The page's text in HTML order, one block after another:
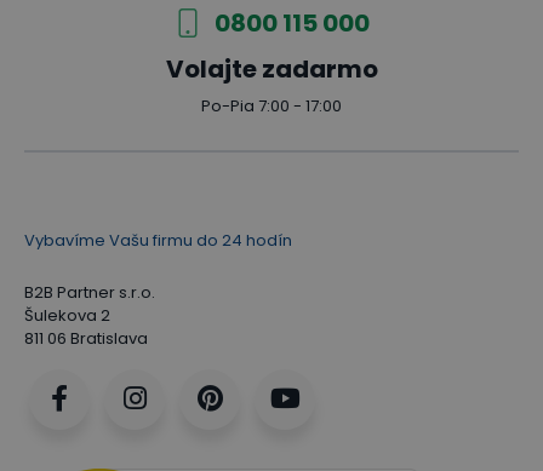
0800 115 000
Volajte zadarmo
Po-Pia 7:00 - 17:00
Vybavíme Vašu firmu do 24 hodín
B2B Partner s.r.o.
Šulekova 2
811 06 Bratislava